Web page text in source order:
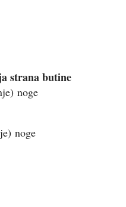
strana butine
noge
noge